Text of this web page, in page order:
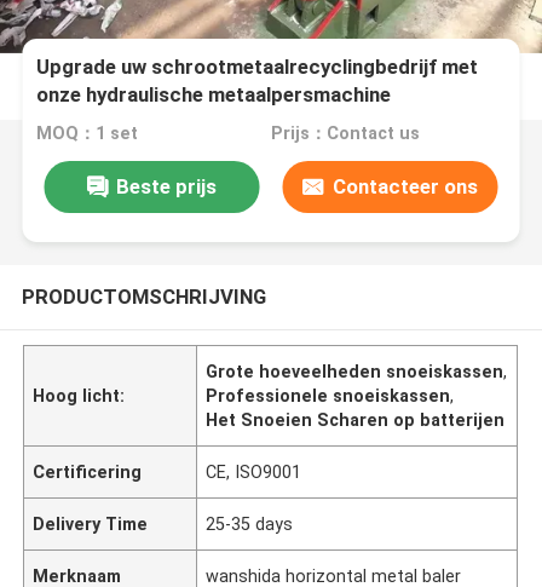
Upgrade uw schrootmetaalrecyclingbedrijf met
onze hydraulische metaalpersmachine
MOQ：1 set Prijs：Contact us
Beste prijs Contacteer ons
PRODUCTOMSCHRIJVING
Hoog licht:
Grote hoeveelheden snoeiskassen,
Professionele snoeiskassen,
Het Snoeien Scharen op batterijen
Certificering CE, ISO9001
Delivery Time 25-35 days
Merknaam wanshida horizontal metal baler